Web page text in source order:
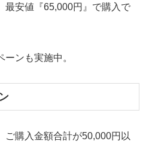
最安値『65,000円』で購入で
ンも実施中。
ご購入金額合計が50,000円以